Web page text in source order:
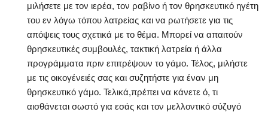
μιλήσετε με τον ιερέα, τον ραβίνο ή τον θρησκευτικό ηγέτη
του εν λόγω τόπου λατρείας και να ρωτήσετε για τις
απόψεις τους σχετικά με το θέμα. Μπορεί να απαιτούν
θρησκευτικές συμβουλές, τακτική λατρεία ή άλλα
προγράμματα πριν επιτρέψουν το γάμο. Τέλος, μιλήστε
με τις οικογένειές σας και συζητήστε για έναν μη
θρησκευτικό γάμο. Τελικά,πρέπει να κάνετε ό, τι
αισθάνεται σωστό για εσάς και τον μελλοντικό σύζυγό